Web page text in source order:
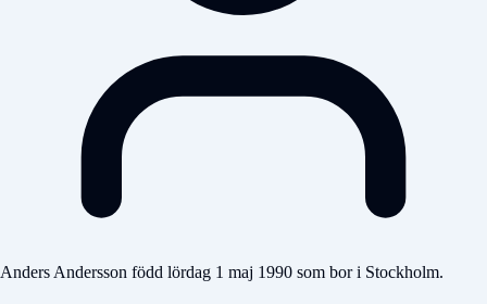
Anders Andersson född lördag 1 maj 1990 som bor i Stockholm.